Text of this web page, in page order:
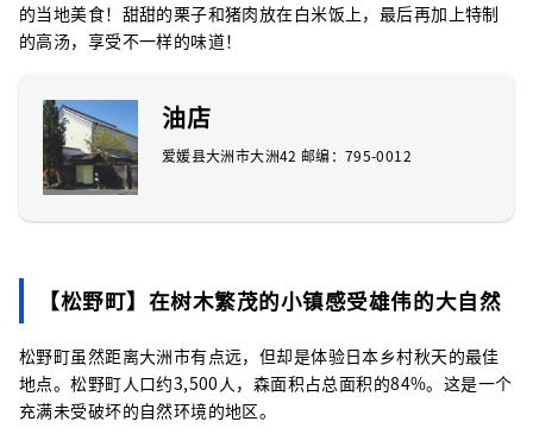
的当地美食！甜甜的栗子和猪肉放在白米饭上，最后再加上特制
的高汤，享受不一样的味道！
油店
爱媛县大洲市大洲42 邮编：795-0012
【松野町】在树木繁茂的小镇感受雄伟的大自然
松野町虽然距离大洲市有点远，但却是体验日本乡村秋天的最佳
地点。松野町人口约3,500人，森面积占总面积的84%。这是一个
充满未受破坏的自然环境的地区。